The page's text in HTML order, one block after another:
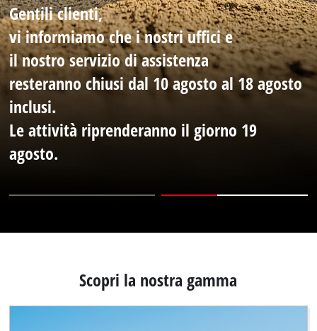
Italiano
ITItaliano
English
Gentili clienti,
vi informiamo che i nostri uffici e
il nostro servizio di assistenza
resteranno chiusi dal 10 agosto al 18 agosto
inclusi.
Le attività riprenderanno il giorno 19
agosto.
Scopri la nostra gamma